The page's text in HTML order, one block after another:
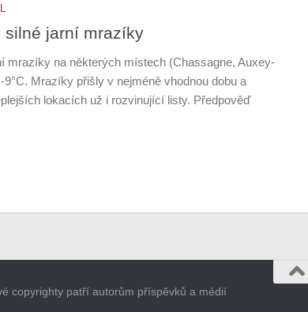
silné jarní mrazíky
mrazíky na některých místech (Chassagne, Auxey-
Mrazíky přišly v nejméně vhodnou dobu a
lokacích už i rozvinující listy. Předpověď
copyrighty patří autorům příspěvků a médií